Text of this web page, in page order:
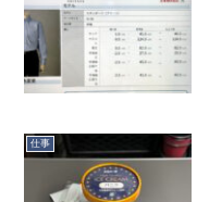
仕事